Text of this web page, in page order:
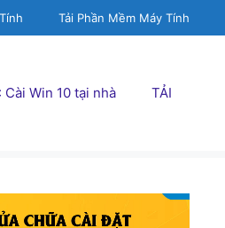
Tải Phần Mềm Máy Tính
Cài Win 10 tại nhà TẢI